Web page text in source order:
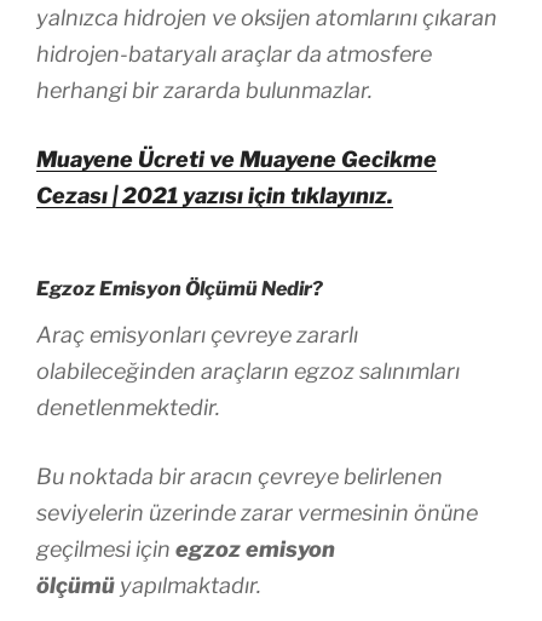
yalnızca hidrojen ve oksijen atomlarını çıkaran
hidrojen-bataryalı araçlar da atmosfere
herhangi bir zararda bulunmazlar.
Muayene Ücreti ve Muayene Gecikme
Cezası | 2021 yazısı için tıklayınız.
Egzoz Emisyon Ölçümü Nedir?
Araç emisyonları çevreye zararlı
olabileceğinden araçların egzoz salınımları
denetlenmektedir.
Bu noktada bir aracın çevreye belirlenen
seviyelerin üzerinde zarar vermesinin önüne
geçilmesi için egzoz emisyon
ölçümü yapılmaktadır.